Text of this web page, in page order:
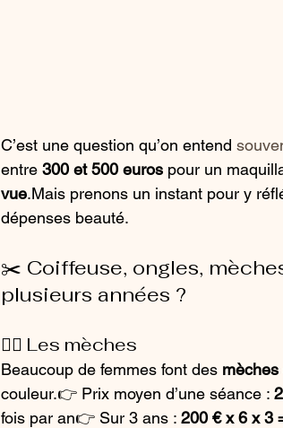
C’est une question qu’on entend
entre 300 et 500 euros pour un
vue.Mais prenons un instant pour y
dépenses beauté.
✂️ Coiffeuse, ongles,
plusieurs années ?
🧖‍♀️ Les mèches
Beaucoup de femmes font des
couleur.👉 Prix moyen d’une séance :
fois par an👉 Sur 3 ans : 200 € x 6 x 3